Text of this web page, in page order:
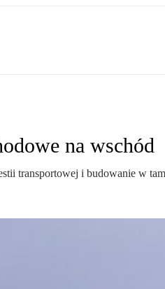
na wschód
transportowej i budowanie w